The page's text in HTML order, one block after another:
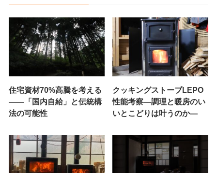
住宅資材70%高騰を考える
——「国内自給」と伝統構
法の可能性
クッキングストーブLEPO
性能考察―調理と暖房のい
いとこどりは叶うのか―